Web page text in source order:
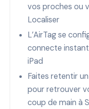
vos proches ou
Localiser
L’AirTag se
connecte
iPad
Faites retentir
pour retrouver
coup de main à